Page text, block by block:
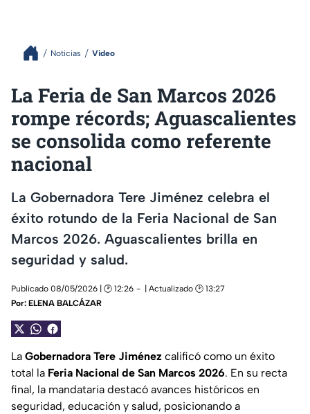
Noticias Video
La Feria de San Marcos 2026
rompe récords; Aguascalientes
se consolida como referente
nacional
La Gobernadora Tere Jiménez celebra el
éxito rotundo de la Feria Nacional de San
Marcos 2026. Aguascalientes brilla en
seguridad y salud.
Publicado 08/05/2026 | 🕑 12:26
| Actualizado 🕑 13:27
Por: ELENA BALCÁZAR
La Gobernadora Tere Jiménez calificó como un éxito
total la Feria Nacional de San Marcos 2026. En su recta
final, la mandataria destacó avances históricos en
seguridad, educación y salud, posicionando a